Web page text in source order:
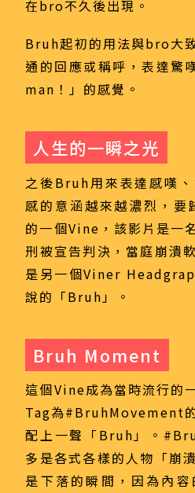
在bro不久後出現。
Bruh起初的用法與bro大
通的回應或稱呼，表達驚
man！」的感覺。
人生的一瞬之光
之後Bruh用來表達感嘆
感的意涵越來越濃烈，要
的一個Vine，該影片是一
刑被宣告判決，當庭崩潰
是另一個Viner
說的「Bruh」。
Bruh Moment
這個Vine成為當時流行的
Tag為#BruhMovement
配上一聲「Bruh」。
多是各式各樣的人物「崩
是下落的瞬間，因為內